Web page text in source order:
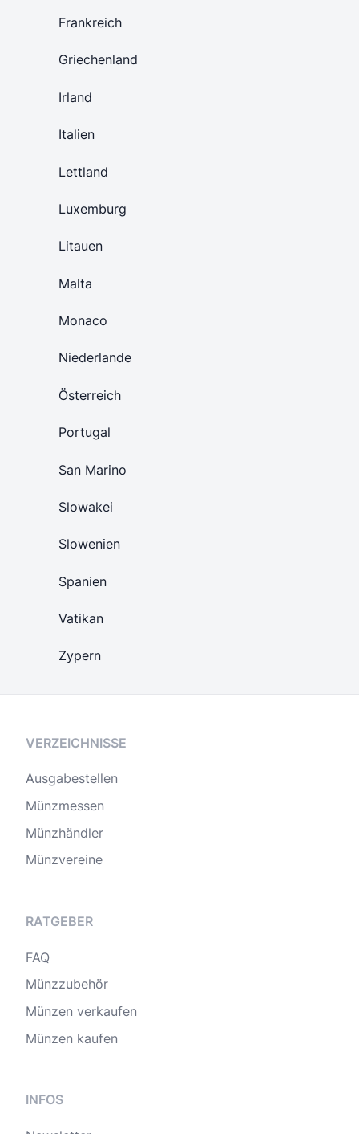
Frankreich
Griechenland
Irland
Italien
Lettland
Luxemburg
Litauen
Malta
Monaco
Niederlande
Österreich
Portugal
San Marino
Slowakei
Slowenien
Spanien
Vatikan
Zypern
VERZEICHNISSE
Ausgabestellen
Münzmessen
Münzhändler
Münzvereine
RATGEBER
FAQ
Münzzubehör
Münzen verkaufen
Münzen kaufen
INFOS